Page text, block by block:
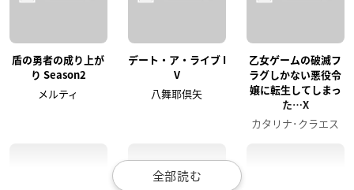
盾の勇者の成り上が
り Season2
メルティ
デート・ア・ライブ I
V
八舞耶倶矢
乙女ゲームの破滅フ
ラグしかない悪役令
嬢に転生してしまっ
た…X
カタリナ･クラエス